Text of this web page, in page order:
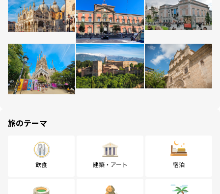
旅のテーマ
飲食 建築・アート 宿泊